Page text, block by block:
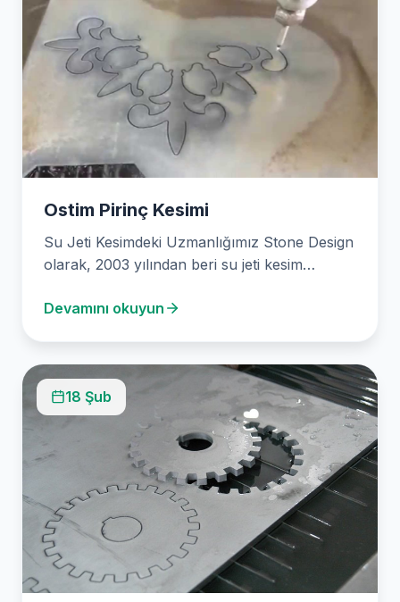
Ostim Pirinç Kesimi
Su Jeti Kesimdeki Uzmanlığımız Stone Design
olarak, 2003 yılından beri su jeti kesim
Devamını okuyun
18 Şub